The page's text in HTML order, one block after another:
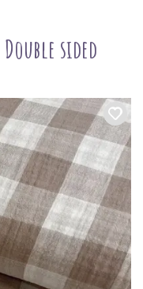
sided